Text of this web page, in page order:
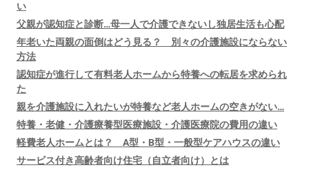
い
父親が認知症と診断…母一人で介護できないし独居生活も心配
年老いた両親の面倒はどう見る？ 別々の介護施設にならない
方法
認知症が進行して有料老人ホームから特養への転居を求められ
た
親を介護施設に入れたいが特養など老人ホームの空きがない…
特養・老健・介護療養型医療施設・介護医療院の費用の違い
軽費老人ホームとは？ A型・B型・一般型ケアハウスの違い
サービス付き高齢者向け住宅（自立者向け）とは